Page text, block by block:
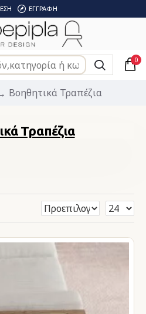
ΕΓΓΡΑΦΉ
0
Βοηθητικά Τραπέζια
Τραπέζια